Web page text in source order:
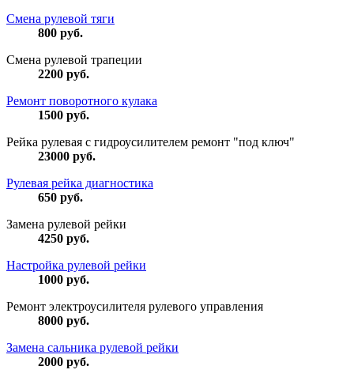
Смена рулевой тяги
800 руб.
Смена рулевой трапеции
2200 руб.
Ремонт поворотного кулака
1500 руб.
Рейка рулевая с гидроусилителем ремонт "под ключ"
23000 руб.
Рулевая рейка диагностика
650 руб.
Замена рулевой рейки
4250 руб.
Настройка рулевой рейки
1000 руб.
Ремонт электроусилителя рулевого управления
8000 руб.
Замена сальника рулевой рейки
2000 руб.